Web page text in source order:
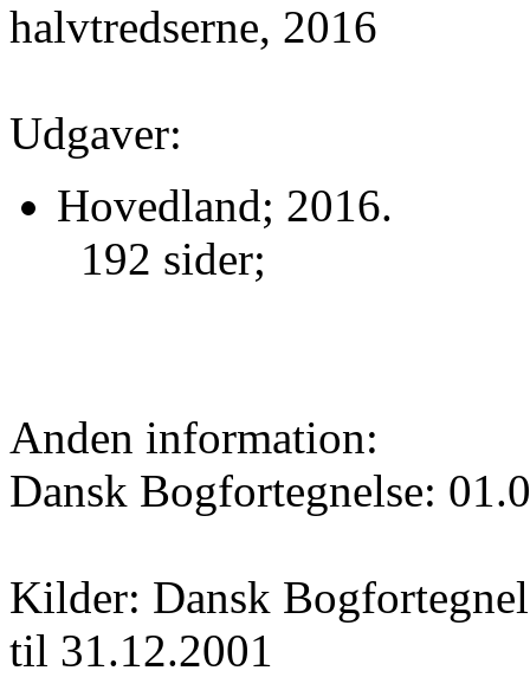
halvtredserne, 2016
Udgaver:
Hovedland; 2016.
192 sider;
Anden information:
Dansk Bogfortegnelse:
Kilder: Dansk
til 31.12.2001